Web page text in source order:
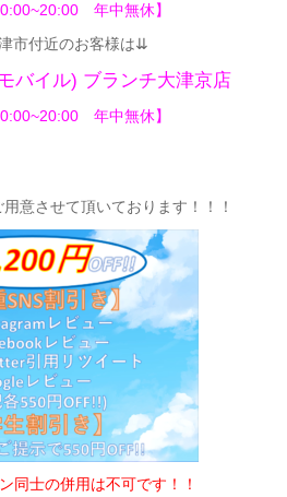
年中無休】
市付近のお客様は⇊
バイル) ブランチ大津京店
年中無休】
意させて頂いてお ります！！！
同士の併用は不可です！！